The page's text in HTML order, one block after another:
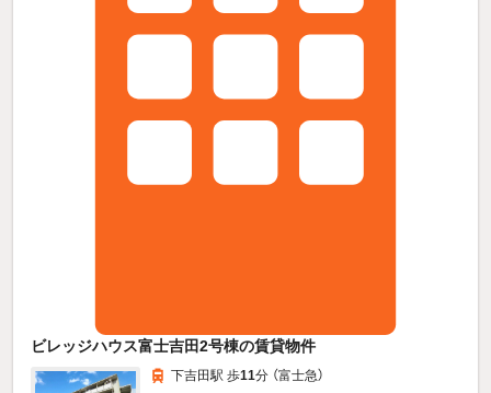
ビレッジハウス富士吉田2号棟の賃貸物件
下吉田駅 歩11分 （富士急）